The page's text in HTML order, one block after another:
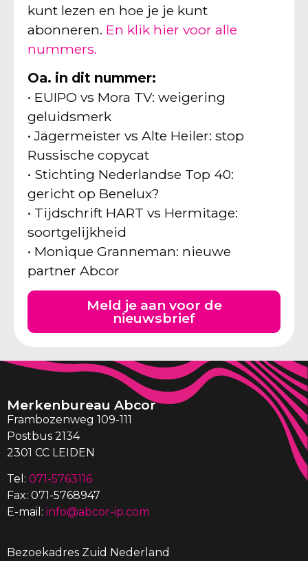
kunt lezen en hoe je je kunt
abonneren. En klik hier voor alle
nummers.
Oa. in dit nummer:
• EUIPO vs Mora TV: weigering
geluidsmerk
• Jägermeister vs Alte Heiler: stop
Russische copycat
• Stichting Nederlandse Top 40:
gericht op Benelux?
• Tijdschrift HART vs Hermitage:
soortgelijkheid
• Monique Granneman: nieuwe
partner Abcor
Meld je aan voor de
nieuwsbrief
Merkenbureau Abcor
Frambozenweg 109-111
Postbus 2134
2301 CC LEIDEN
Tel: 071-5763116
Fax: 071-5768947
E-mail: info@abcor-ip.com
Bezoekadres Zuid Nederland